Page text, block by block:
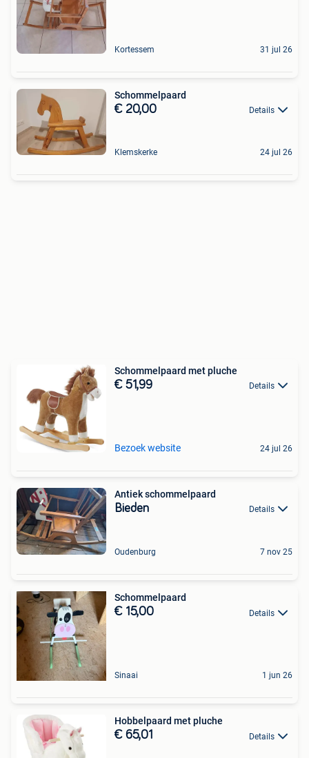
Kortessem 31 jul 26
Schommelpaard
€ 20,00 Details
Klemskerke 24 jul 26
Schommelpaard met pluche
€ 51,99 Details
Bezoek website 24 jul 26
Antiek schommelpaard
Bieden Details
Oudenburg 7 nov 25
Schommelpaard
€ 15,00 Details
Sinaai 1 jun 26
Hobbelpaard met pluche
€ 65,01 Details